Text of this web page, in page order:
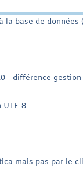
la base de
- différence
UTF-8
mais pas par le